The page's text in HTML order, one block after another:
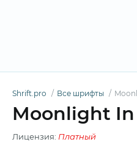
Shrift.pro Все шрифты
Moonlight
Лицензия: Платный